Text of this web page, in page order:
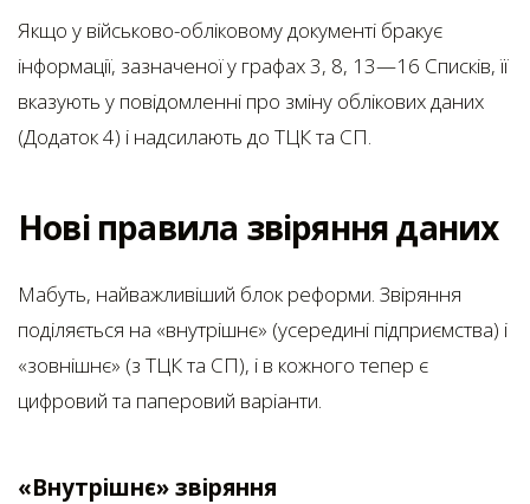
Якщо у військово-обліковому документі бракує
інформації, зазначеної у графах 3, 8, 13—16 Списків, її
вказують у повідомленні про зміну облікових даних
(Додаток 4) і надсилають до ТЦК та СП.
Нові правила звіряння даних
Мабуть, найважливіший блок реформи. Звіряння
поділяється на «внутрішнє» (усередині підприємства) і
«зовнішнє» (з ТЦК та СП), і в кожного тепер є
цифровий та паперовий варіанти.
«Внутрішнє» звіряння